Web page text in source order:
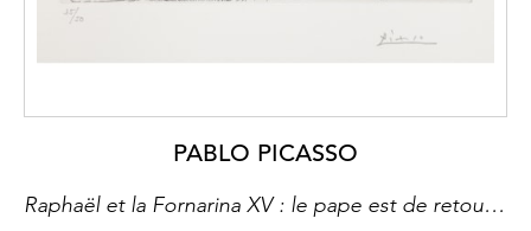
PABLO PICASSO
Raphaël et la Fornarina XV : le pape est de retour, sur son pot (Suite Les 347)